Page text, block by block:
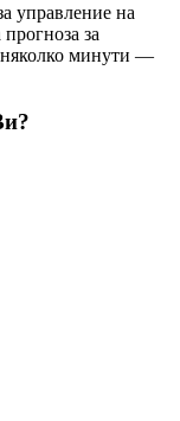
управление на
за
няколко минути —